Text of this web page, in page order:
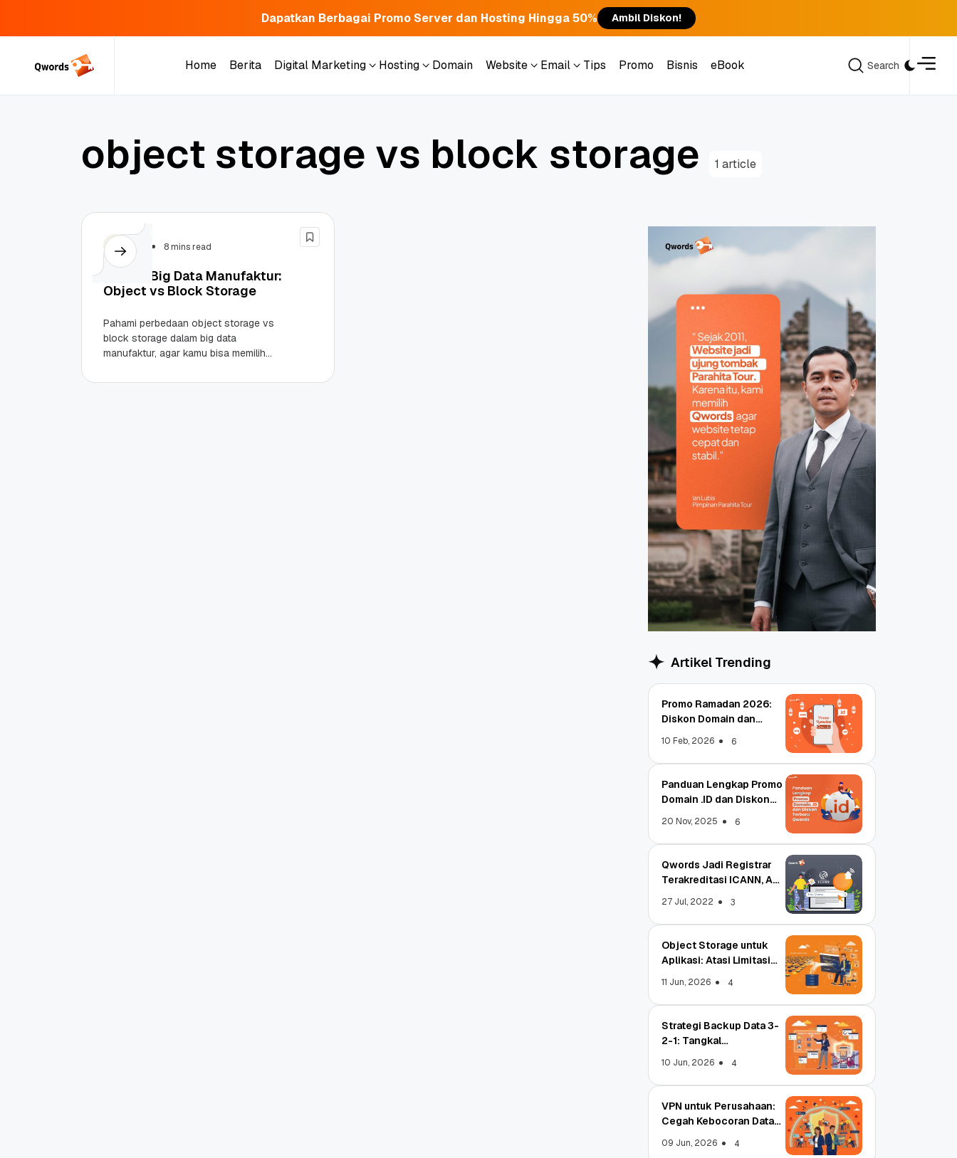
Dapatkan Berbagai Promo Server dan Hosting Hingga 50% Ambil Diskon!
Home
Berita
Digital Marketing
Hosting
Domain
Website
Email
Tips
Promo
Bisnis
eBook
Search
object storage vs block storage 1 article
Server 8 mins read
Sistem Big Data Manufaktur:
Object vs Block Storage
Pahami perbedaan object storage vs
block storage dalam big data
manufaktur, agar kamu bisa memilih
untuk performa sistem pabrik kamu....
Artikel Trending
Promo Ramadan 2026:
Diskon Domain dan
10 Feb, 2026 6
Panduan Lengkap Promo
Domain .ID dan Diskon
20 Nov, 2025 6
Qwords Jadi Registrar
Terakreditasi ICANN, Apa
27 Jul, 2022 3
Object Storage untuk
Aplikasi: Atasi Limitasi
11 Jun, 2026 4
Strategi Backup Data 3-
2-1: Tangkal
10 Jun, 2026 4
VPN untuk Perusahaan:
Cegah Kebocoran Data
09 Jun, 2026 4